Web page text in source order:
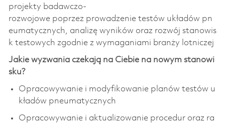
projekty badawczo-
rozwojowe poprzez prowadzenie testów układów pn
eumatycznych, analizę wyników oraz rozwój stanowis
k testowych zgodnie z wymaganiami branży lotniczej
Jakie wyzwania czekają na Ciebie na nowym stanowi
sku?
Opracowywanie i modyfikowanie planów testów u
kładów pneumatycznych
Opracowywanie i aktualizowanie procedur oraz ra